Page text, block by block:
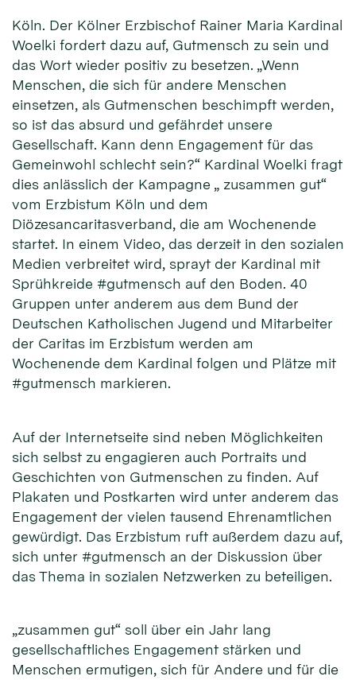
Köln. Der Kölner Erzbischof Rainer Maria Kardinal
Woelki fordert dazu auf, Gutmensch zu sein und
das Wort wieder positiv zu besetzen. „Wenn
Menschen, die sich für andere Menschen
einsetzen, als Gutmenschen beschimpft werden,
so ist das absurd und gefährdet unsere
Gesellschaft. Kann denn Engagement für das
Gemeinwohl schlecht sein?“ Kardinal Woelki fragt
dies anlässlich der Kampagne „ zusammen gut“
vom Erzbistum Köln und dem
Diözesancaritasverband, die am Wochenende
startet. In einem Video, das derzeit in den sozialen
Medien verbreitet wird, sprayt der Kardinal mit
Sprühkreide #gutmensch auf den Boden. 40
Gruppen unter anderem aus dem Bund der
Deutschen Katholischen Jugend und Mitarbeiter
der Caritas im Erzbistum werden am
Wochenende dem Kardinal folgen und Plätze mit
#gutmensch markieren.
Auf der Internetseite sind neben Möglichkeiten
sich selbst zu engagieren auch Portraits und
Geschichten von Gutmenschen zu finden. Auf
Plakaten und Postkarten wird unter anderem das
Engagement der vielen tausend Ehrenamtlichen
gewürdigt. Das Erzbistum ruft außerdem dazu auf,
sich unter #gutmensch an der Diskussion über
das Thema in sozialen Netzwerken zu beteiligen.
„zusammen gut“ soll über ein Jahr lang
gesellschaftliches Engagement stärken und
Menschen ermutigen, sich für Andere und für die